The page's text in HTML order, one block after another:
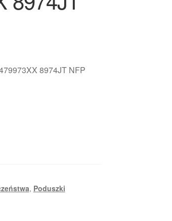
8974JT NFP
, Poduszki